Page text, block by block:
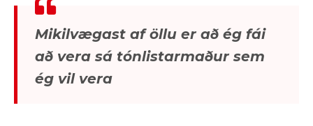
Mikilvægast af öllu er að ég fái
að vera sá tónlistarmaður sem
ég vil vera